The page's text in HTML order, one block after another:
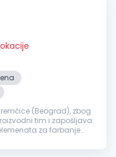
(Beograd), zbog
tim i zapošljava: